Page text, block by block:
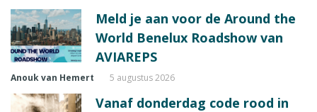
Meld je aan voor de Around the
World Benelux Roadshow van
AVIAREPS
Anouk van Hemert 5 augustus 2026
Vanaf donderdag code rood in